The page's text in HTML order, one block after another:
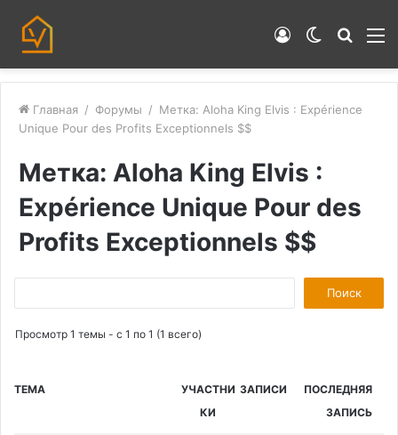
Switch
Войти
Главная / Форумы / Метка: Aloha King Elvis : Expérience
Unique Pour des Profits Exceptionnels $$
Метка: Aloha King Elvis :
Expérience Unique Pour des
Profits Exceptionnels $$
о
и
Просмотр 1 темы - с 1 по 1 (1 всего)
ТЕМА
УЧАСТНИ
КИ
ЗАПИСИ
ПОСЛЕДНЯЯ
ЗАПИСЬ